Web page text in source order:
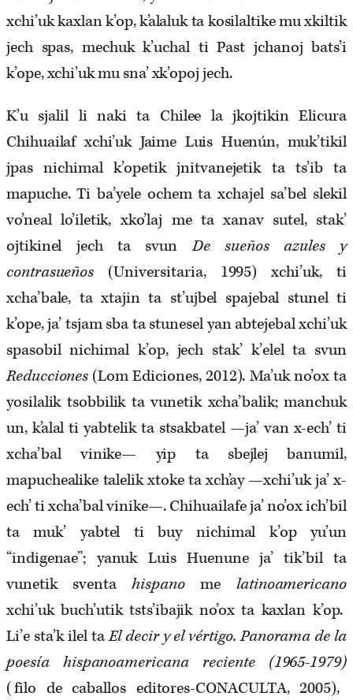
xchi’uk kaxlan k’op, k’alaluk ta kosilaltike mu xkiltik
jech spas, mechuk k’uchal ti Past jchanoj bats’i
k’ope, xchi’uk mu sna’ xk’opoj jech.
K’u sjalil li naki ta Chilee la jkojtikin Elicura
Chihuailaf xchi’uk Jaime Luis Huenún, muk’tikil
jpas nichimal k’opetik jnitvanejetik ta ts’ib ta
mapuche. Ti ba’yele ochem ta xchajel sa’bel slekil
vo’neal lo’iletik, xko’laj me ta xanav sutel, stak’
ojtikinel jech ta svunDe sueños azules y
contrasueños (Universitaria, 1995) xchi’uk, ti
xcha’bale, ta xtajin ta st’ujbel spajebal stunel ti
k’ope, ja’ tsjam sba ta stunesel yan abtejebal xchi’uk
spasobil nichimal k’op, jech stak’ k’elel ta svun
Reducciones (Lom Ediciones, 2012). Ma’uk no’ox ta
yosilalik tsobbilik ta vunetik xcha’balik; manchuk
un, k’alal ti yabtelik ta stsakbatel —ja’ van x-ech’ ti
xcha’bal vinike— yip ta sbejlej banumil,
mapuchealike talelik xtoke ta xch’ay —xchi’uk ja’ x-
ech’ ti xcha’bal vinike—. Chihuailafe ja’ no’ox ich’bil
ta muk’ yabtel ti buy nichimal k’op yu’un
“indigenae”; yanuk Luis Huenune ja’ tik’bil ta
vunetik sventahispanome latinoamericano
xchi’uk buch’utik tsts’ibajik no’ox ta kaxlan k’op.
Li’e sta’k ilel taEl decir y el vértigo. Panorama de la
poesía hispanoamericana reciente (1965-1979)
(filo de caballos editores-CONACULTA, 2005),